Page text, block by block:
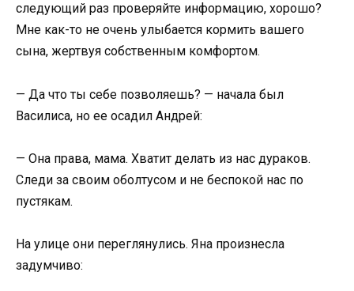
следующий раз проверяйте информацию, хорошо?
Мне как-то не очень улыбается кормить вашего
сына, жертвуя собственным комфортом.
— Да что ты себе позволяешь? — начала был
Василиса, но ее осадил Андрей:
— Она права, мама. Хватит делать из нас дураков.
Следи за своим оболтусом и не беспокой нас по
пустякам.
На улице они переглянулись. Яна произнесла
задумчиво: